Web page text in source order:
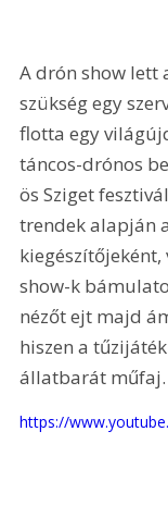
A drón show lett
szükség egy
flotta egy
táncos-drónos
ös Sziget
trendek alapján
show-k
nézőt ejt majd
hiszen a
állatbarát műfaj.
https://